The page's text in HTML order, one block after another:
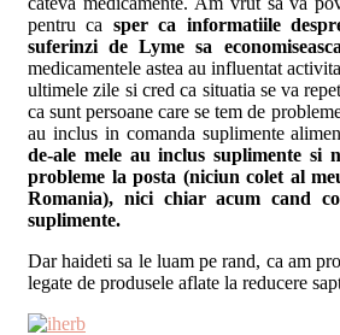
pentru ca sper ca informatiile
suferinzi de Lyme sa
medicamentele astea au influentat
ultimele zile si cred ca situatia se va
ca sunt persoane care se tem de
au inclus in comanda suplimente
de-ale mele au inclus suplimente si
probleme la posta (niciun colet al
Romania), nici chiar acum cand
suplimente.
Dar haideti sa le luam pe rand, ca am
legate de produsele aflate la reducere